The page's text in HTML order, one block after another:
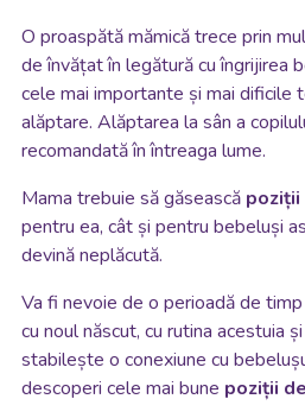
O proaspătă mămică trece prin
de învățat în legătură cu îngrijirea
cele mai importante și mai dificile
alăptare. Alăptarea la sân a
recomandată în întreaga lume.
Mama trebuie să găsească
pentru ea, cât și pentru bebeluși
devină neplăcută.
Va fi nevoie de o perioadă de
cu noul născut, cu rutina acestuia
stabilește o conexiune cu
descoperi cele mai bune poziții